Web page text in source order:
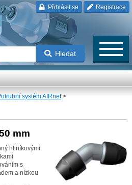
Přihlásit se Registrace
Hledat
systém AIRnet>
mm
hliníkovými
s
a nízkou